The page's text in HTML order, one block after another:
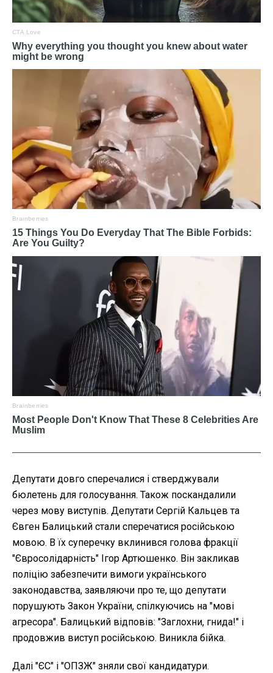
Депутати довго сперечалися і стверджували
бюлетень для голосування. Також поскандалили
через мову виступів. Депутати Сергій Кальцев та
Євген Балицький стали сперечатися російською
мовою. В їх суперечку вклинився голова фракції
"Євросолідарність" Ігор Артюшенко. Він закликав
поліцію забезпечити вимоги українського
законодавства, заявляючи про те, що депутати
порушують Закон України, спілкуючись на "мові
агресора". Балицький відповів: "Заглохни, гнида!" і
продовжив виступ російською. Виникла бійка.
Далі "ЄС" і "ОПЗЖ" зняли свої кандидатури.